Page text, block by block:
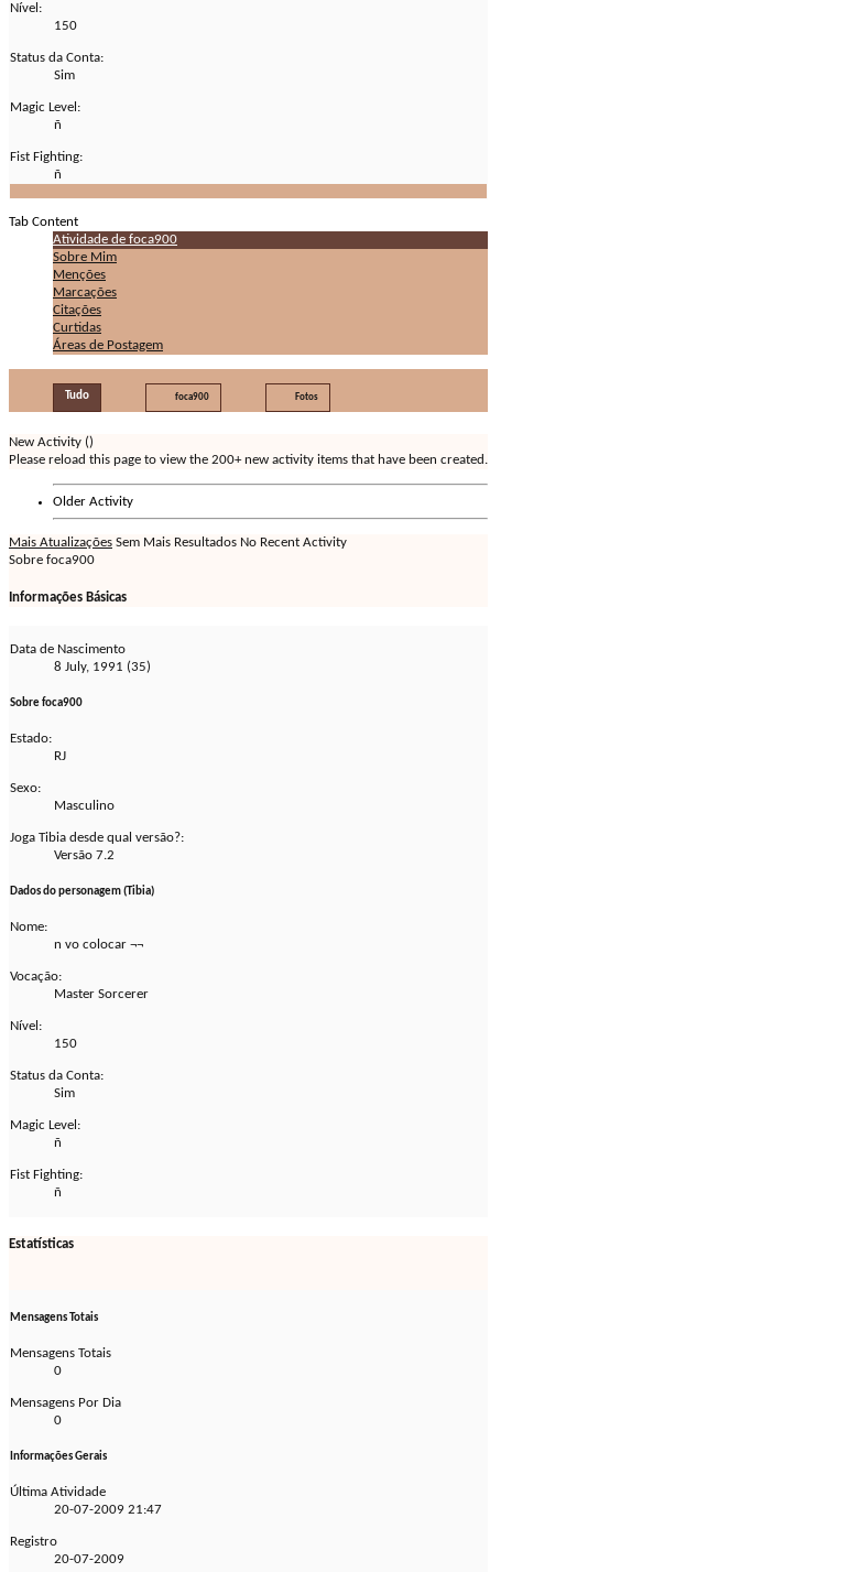
Nível:
150
Status da Conta:
Sim
Magic Level:
ñ
Fist Fighting:
ñ
Tab Content
Atividade de foca900
Sobre Mim
Menções
Marcações
Citações
Curtidas
Áreas de Postagem
Tudo foca900 Fotos
New Activity ()
Please reload this page to view the 200+ new activity items that have been created.
Older Activity
Mais Atualizações Sem Mais Resultados No Recent Activity
Sobre foca900
Informações Básicas
Data de Nascimento
8 July, 1991 (35)
Sobre foca900
Estado:
RJ
Sexo:
Masculino
Joga Tibia desde qual versão?:
Versão 7.2
Dados do personagem (Tibia)
Nome:
n vo colocar ¬¬
Vocação:
Master Sorcerer
Nível:
150
Status da Conta:
Sim
Magic Level:
ñ
Fist Fighting:
ñ
Estatísticas
Mensagens Totais
Mensagens Totais
0
Mensagens Por Dia
0
Informações Gerais
Última Atividade
20-07-2009 21:47
Registro
20-07-2009